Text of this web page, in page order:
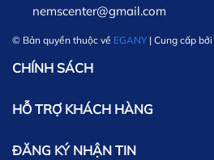
nemscenter@gmail.com
© Bản quyền thuộc về EGANY | Cung cấp bởi
CHÍNH SÁCH
HỖ TRỢ KHÁCH HÀNG
ĐĂNG KÝ NHẬN TIN